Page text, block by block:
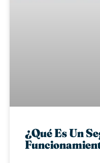
¿Qué Es Un